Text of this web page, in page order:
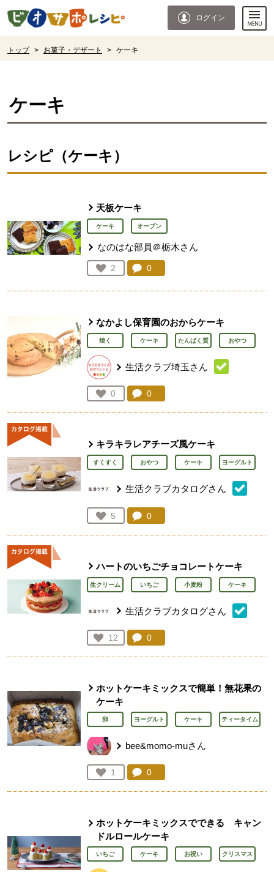
ページの先頭です。
ログイン
トップ > お菓子・デザート > ケーキ
ケーキ
レシピ（ケーキ）
天板ケーキ
ケーキ オーブン
なのはな部員＠栃木さん
お気に入り登録：
2
人が登録
コメント：
0
なかよし保育園のおからケーキ
焼く ケーキ たんぱく質 おやつ
生活クラブ埼玉さん
お気に入り登録：
0
人が登録
コメント：
0
キラキラレアチーズ風ケーキ
すくすく おやつ ケーキ ヨーグルト
生活クラブカタログさん
お気に入り登録：
5
人が登録
コメント：
0
ハートのいちごチョコレートケーキ
生クリーム いちご 小麦粉 ケーキ
生活クラブカタログさん
お気に入り登録：
12
人が登録
コメント：
0
ホットケーキミックスで簡単！無花果の
ケーキ
卵 ヨーグルト ケーキ ティータイム
bee&momo-muさん
お気に入り登録：
1
人が登録
コメント：
0
ホットケーキミックスでできる キャン
ドルロールケーキ
いちご ケーキ お祝い クリスマス